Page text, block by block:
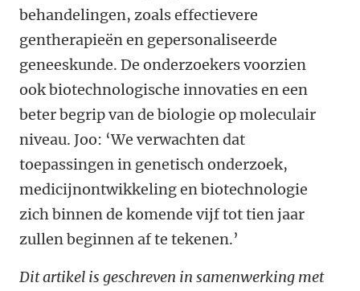
behandelingen, zoals effectievere
gentherapieën en gepersonaliseerde
geneeskunde. De onderzoekers voorzien
ook biotechnologische innovaties en een
beter begrip van de biologie op moleculair
niveau. Joo: ‘We verwachten dat
toepassingen in genetisch onderzoek,
medicijnontwikkeling en biotechnologie
zich binnen de komende vijf tot tien jaar
zullen beginnen af te tekenen.’
Dit artikel is geschreven in samenwerking met